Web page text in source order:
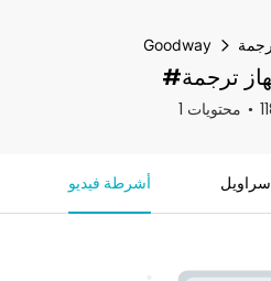
Goodway
1 محتويات
أشرطة فيديو سراويل